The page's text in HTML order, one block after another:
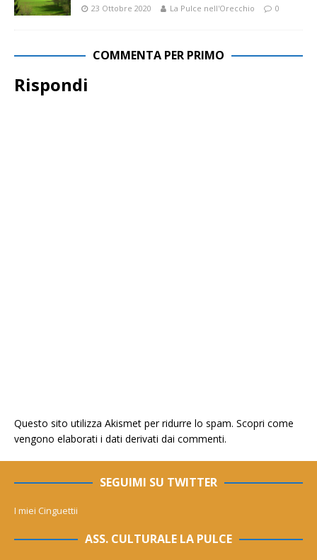
23 Ottobre 2020 La Pulce nell'Orecchio 0
COMMENTA PER PRIMO
Rispondi
Questo sito utilizza Akismet per ridurre lo spam. Scopri come
vengono elaborati i dati derivati dai commenti.
SEGUIMI SU TWITTER
I miei Cinguettii
ASS. CULTURALE LA PULCE